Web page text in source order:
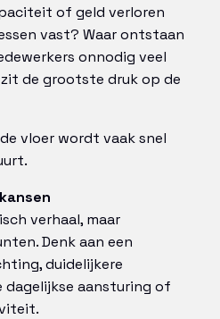
of geld verloren
vast? Waar ontstaan
onnodig veel
de grootste druk op de
vloer wordt vaak snel
verhaal, maar
Denk aan een
duidelijkere
aansturing of